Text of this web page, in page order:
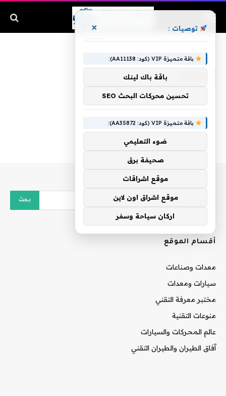
أقسام الموقع
معدات وصناعات
سيارات ومعدات
مختبر معرفة التقني
منوعات التقنية
عالم المحركات والسيارات
آفاق الطيران والطيران التقني
توصيات : ×
باقة متميزة VIP (كود: AA11138):
باقة باك لينك
تحسين محركات البحث SEO
باقة متميزة VIP (كود: AA35872):
ضوء التعليمي
صحيفة برق
موقع اشراقات
موقع اشراق اون لاين
اركان سياحة وسفر